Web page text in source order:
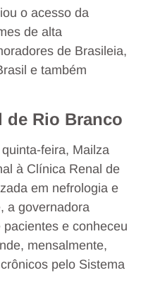
o acesso da
de alta
de Brasileia,
e também
de Rio Branco
feira, Mailza
à Clínica Renal de
em nefrologia e
a governadora
e conheceu
mensalmente,
pelo Sistema